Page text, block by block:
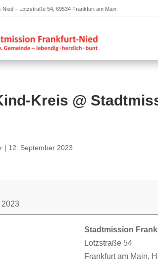
Nied – Lotzstraße 54, 69534 Frankfurt am Main
Kreis @
| 12. September 2023
Stadtmission
Lotzstraße 54
Frankfurt am Main,